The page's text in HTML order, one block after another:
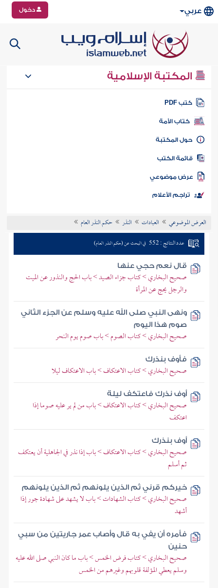
عربي دخول
المكتبة الإسلامية
كتب PDF
كتاب الأمة
المكتبة
الكتب
موضوعي
تراجم الأعلام
العرض الموضوعي العبادات النذر حكم النذر العام
عدد النتائج : 552 في البحث عن (حكم النذر العام)
قال نعم حجي عنها
صحيح البخاري > كتاب جزاء الصيد > باب الحج والنذور عن الميت
والرجل يحج عن المرأة
ونهى النبي صلى الله عليه وسلم عن الجزء الثاني
صوم هذا اليوم
صحيح البخاري > كتاب الصوم > باب صوم يوم النحر
فأوف بنذرك
صحيح البخاري > كتاب الاعتكاف > باب الاعتكاف ليلا
أوف نذرك فاعتكف ليلة
صحيح البخاري > كتاب الاعتكاف > باب من لم ير عليه صوما إذا
اعتكف
أوف بنذرك
صحيح البخاري > كتاب الاعتكاف > باب إذا نذر في الجاهلية أن يعتكف
ثم أسلم
خيركم قرني ثم الذين يلونهم ثم الذين يلونهم
صحيح البخاري > كتاب الشهادات > باب لا يشهد على شهادة جور إذا
أشهد
فأمره أن يفي به قال وأصاب عمر جاريتين من سبي
حنين
صحيح البخاري > كتاب فرض الخمس > باب ما كان النبي صلى الله عليه
وسلم يعطي المؤلفة قلوبهم وغيرهم من الخمس